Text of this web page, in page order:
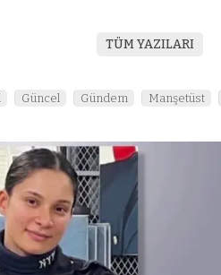
TÜM YAZILARI
Güncel Gündem
Manşetüst